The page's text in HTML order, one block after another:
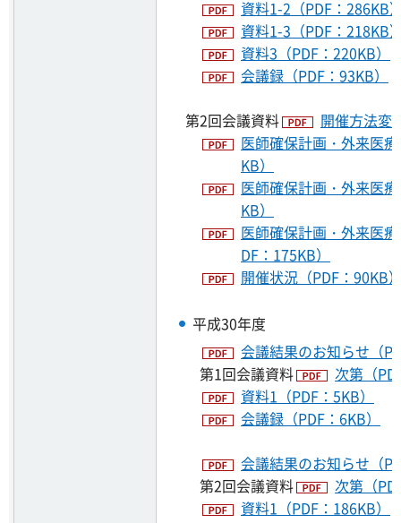
資料1-2（PDF：286KB
資料1-3（PDF：218KB
資料3（PDF：220KB）
会議録（PDF：93KB）
第2回会議資料
開催方法変
医師確保計画・外来医
KB）
医師確保計画・外来医
KB）
医師確保計画・外来医
DF：175KB）
開催状況（PDF：90KB
平成30年度
会議結果のお知らせ（
第1回会議資料
次第（
資料1（PDF：5KB）
会議録（PDF：6KB）
会議結果のお知らせ（
第2回会議資料
次第（
資料1（PDF：186KB）